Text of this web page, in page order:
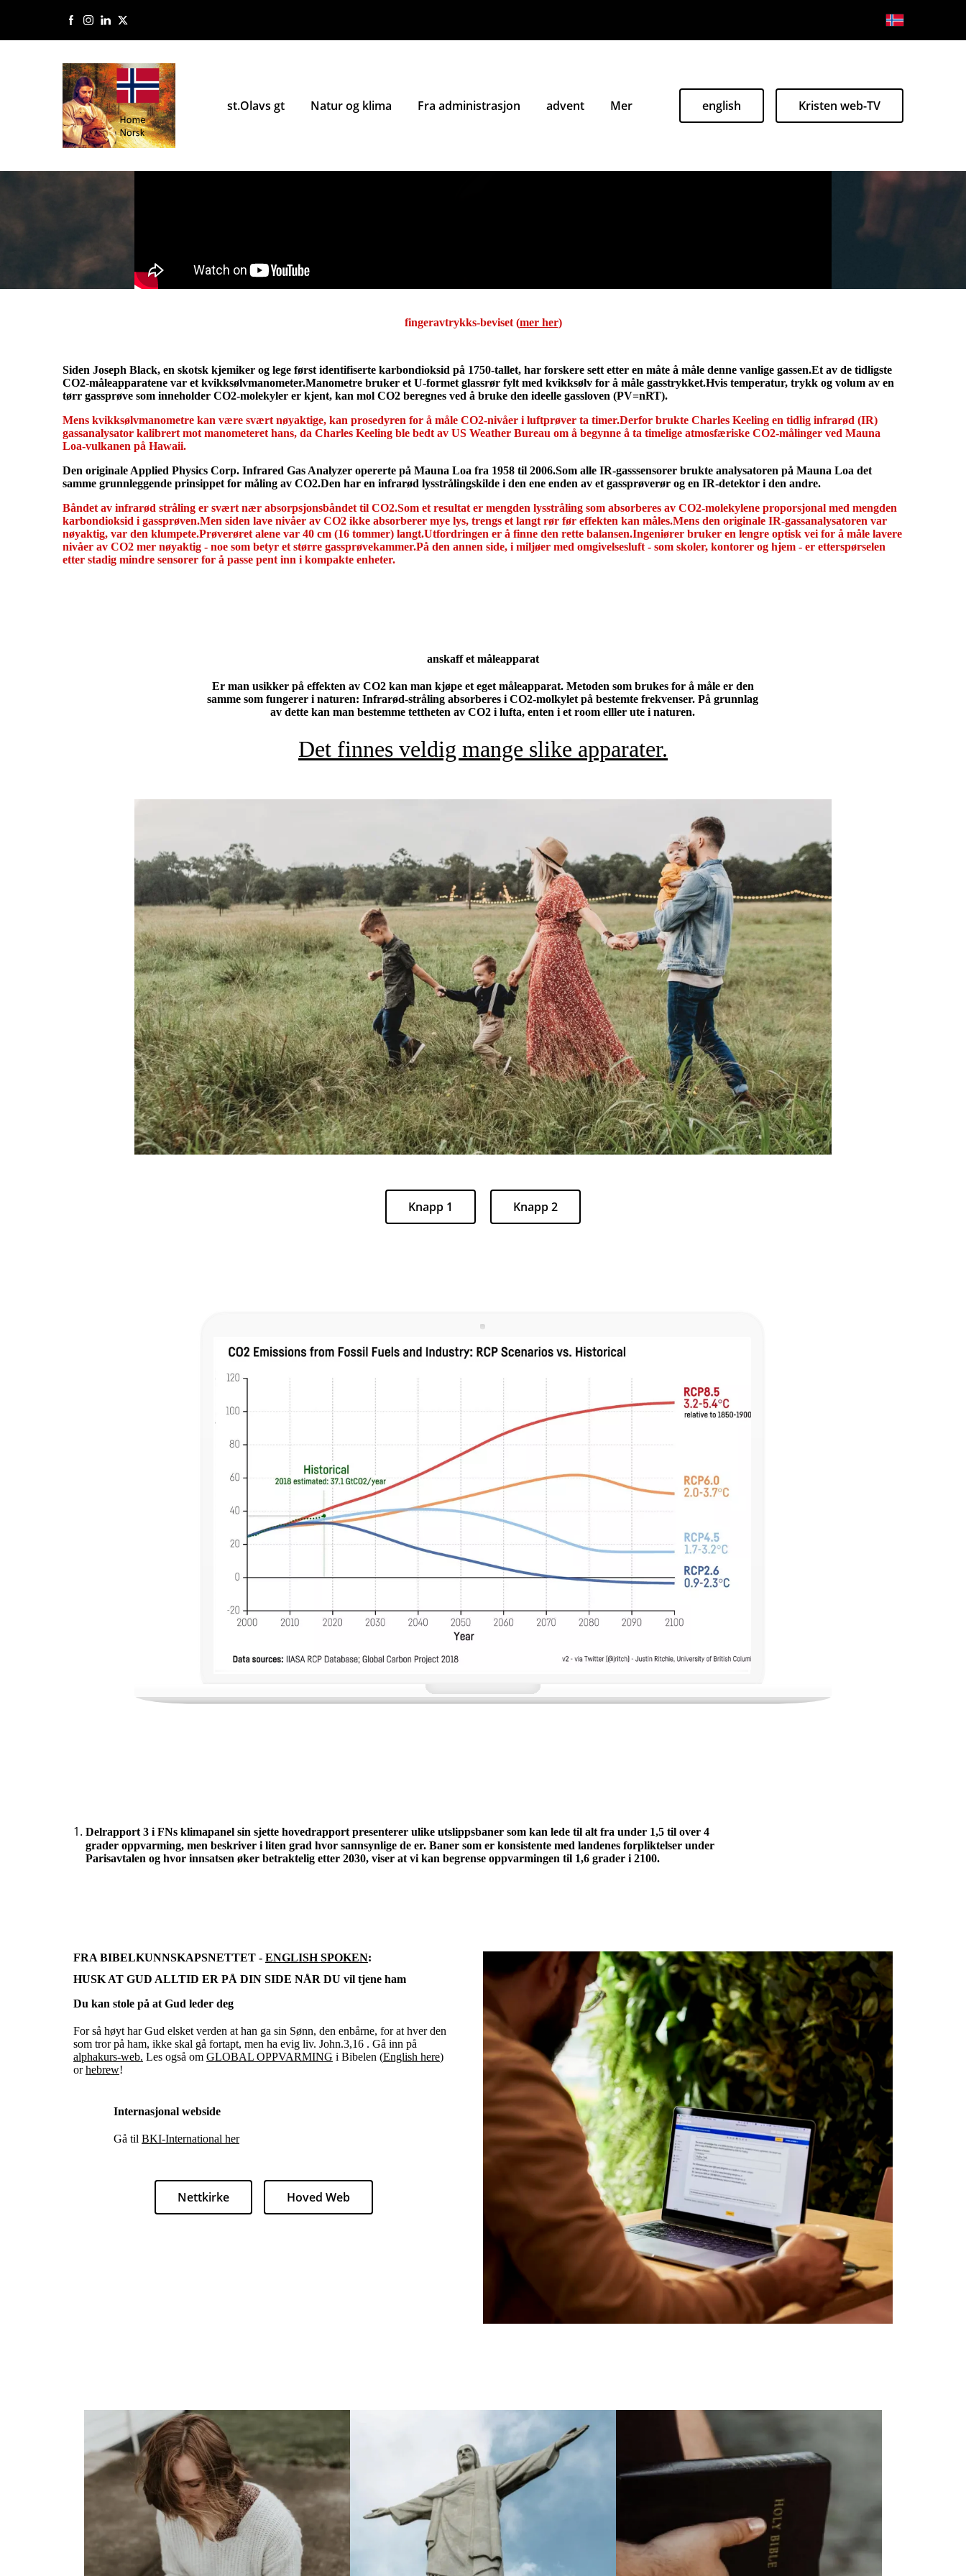
st.Olavs gt Natur og klima Fra administrasjon advent Mer english Kristen web-TV
fingeravtrykks-beviset (mer her)
Siden Joseph Black, en skotsk kjemiker og lege først identifiserte karbondioksid på 1750-tallet, har forskere sett etter en måte å måle denne vanlige gassen.Et av de tidligste
CO2-måleapparatene var et kvikksølvmanometer.Manometre bruker et U-formet glassrør fylt med kvikksølv for å måle gasstrykket.Hvis temperatur, trykk og volum av en
tørr gassprøve som inneholder CO2-molekyler er kjent, kan mol CO2 beregnes ved å bruke den ideelle gassloven (PV=nRT).
Mens kvikksølvmanometre kan være svært nøyaktige, kan prosedyren for å måle CO2-nivåer i luftprøver ta timer.Derfor brukte Charles Keeling en tidlig infrarød (IR)
gassanalysator kalibrert mot manometeret hans, da Charles Keeling ble bedt av US Weather Bureau om å begynne å ta timelige atmosfæriske CO2-målinger ved Mauna
Loa-vulkanen på Hawaii.
Den originale Applied Physics Corp. Infrared Gas Analyzer opererte på Mauna Loa fra 1958 til 2006.Som alle IR-gasssensorer brukte analysatoren på Mauna Loa det
samme grunnleggende prinsippet for måling av CO2.Den har en infrarød lysstrålingskilde i den ene enden av et gassprøverør og en IR-detektor i den andre.
Båndet av infrarød stråling er svært nær absorpsjonsbåndet til CO2.Som et resultat er mengden lysstråling som absorberes av CO2-molekylene proporsjonal med mengden
karbondioksid i gassprøven.Men siden lave nivåer av CO2 ikke absorberer mye lys, trengs et langt rør før effekten kan måles.Mens den originale IR-gassanalysatoren var
nøyaktig, var den klumpete.Prøverøret alene var 40 cm (16 tommer) langt.Utfordringen er å finne den rette balansen.Ingeniører bruker en lengre optisk vei for å måle lavere
nivåer av CO2 mer nøyaktig - noe som betyr et større gassprøvekammer.På den annen side, i miljøer med omgivelsesluft - som skoler, kontorer og hjem - er etterspørselen
etter stadig mindre sensorer for å passe pent inn i kompakte enheter.
anskaff et måleapparat
Er man usikker på effekten av CO2 kan man kjøpe et eget måleapparat. Metoden som brukes for å måle er den
samme som fungerer i naturen: Infrarød-stråling absorberes i CO2-molkylet på bestemte frekvenser. På grunnlag
av dette kan man bestemme tettheten av CO2 i lufta, enten i et room elller ute i naturen.
Det finnes veldig mange slike apparater.
Knapp 1 Knapp 2
Delrapport 3 i FNs klimapanel sin sjette hovedrapport presenterer ulike utslippsbaner som kan lede til alt fra under 1,5 til over 4
grader oppvarming, men beskriver i liten grad hvor sannsynlige de er. Baner som er konsistente med landenes forpliktelser under
Parisavtalen og hvor innsatsen øker betraktelig etter 2030, viser at vi kan begrense oppvarmingen til 1,6 grader i 2100.
FRA BIBELKUNNSKAPSNETTET - ENGLISH SPOKEN:
HUSK AT GUD ALLTID ER PÅ DIN SIDE NÅR DU vil tjene ham
Du kan stole på at Gud leder deg
For så høyt har Gud elsket verden at han ga sin Sønn, den enbårne, for at hver den
som tror på ham, ikke skal gå fortapt, men ha evig liv. John.3,16 . Gå inn på
alphakurs-web. Les også om GLOBAL OPPVARMING i Bibelen (English here)
orhebrew!
Internasjonal webside
Gå til BKI-International her
Nettkirke Hoved Web